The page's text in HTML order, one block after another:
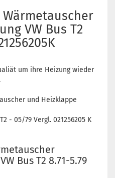
VW Bus T2
um ihre Heizung wieder
und Heizklappe
- 05/79 Vergl. 021256205 K
Bus T2 8.71-5.79